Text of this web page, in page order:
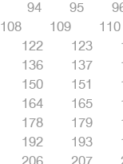
94 95
108 109
110
122 123
136 137
150 151
164 165
178 179
192 193